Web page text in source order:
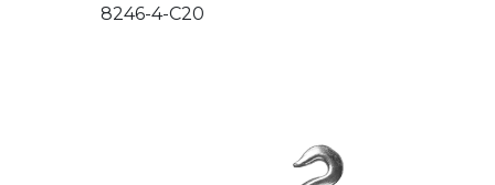
8246-4-C20